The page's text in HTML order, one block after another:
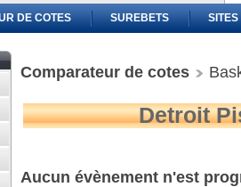
DE COTES SUREBETS SITES
Comparateur de cotes
Detroit
Aucun évènement n'est